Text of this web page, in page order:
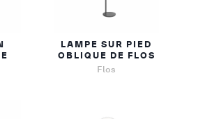
LAMPE SUR PIED
OBLIQUE DE FLOS
Flos